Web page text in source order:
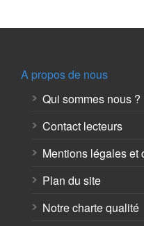
A propos de nous
Qui sommes nous ?
Contact lecteurs
Mentions légales et
Plan du site
Notre charte qualité